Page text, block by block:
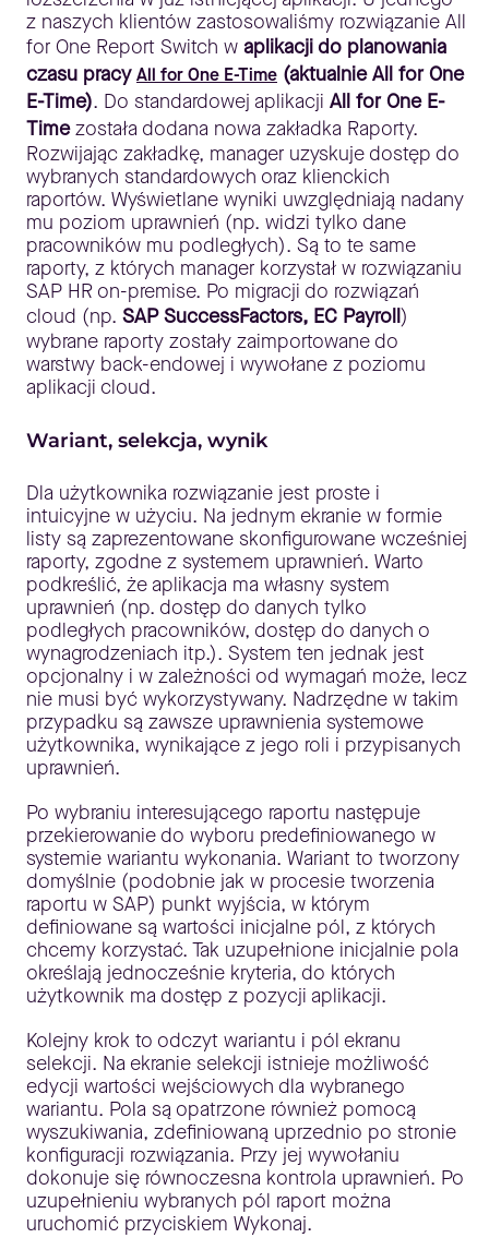
z naszych klientów zastosowaliśmy rozwiązanie All
for One Report Switch w aplikacji do planowania
czasu pracyAll for One E-Time (aktualnie All for One
E-Time). Do standardowej aplikacji All for One E-
Timezostała dodana nowa zakładka Raporty.
Rozwijając zakładkę, manager uzyskuje dostęp do
wybranych standardowych oraz klienckich
raportów. Wyświetlane wyniki uwzględniają nadany
mu poziom uprawnień (np. widzi tylko dane
pracowników mu podległych). Są to te same
raporty, z których manager korzystał w rozwiązaniu
SAP HR on-premise. Po migracji do rozwiązań
cloud (np. SAP SuccessFactors, EC Payroll)
wybrane raporty zostały zaimportowane do
warstwy back-endowej i wywołane z poziomu
aplikacji cloud.
Wariant, selekcja, wynik
Dla użytkownika rozwiązanie jest proste i
intuicyjne w użyciu. Na jednym ekranie w formie
listy są zaprezentowane skonfigurowane wcześniej
raporty, zgodne z systemem uprawnień. Warto
podkreślić, że aplikacja ma własny system
uprawnień (np. dostęp do danych tylko
podległych pracowników, dostęp do danych o
wynagrodzeniach itp.). System ten jednak jest
opcjonalny i w zależności od wymagań może, lecz
nie musi być wykorzystywany. Nadrzędne w takim
przypadku są zawsze uprawnienia systemowe
użytkownika, wynikające z jego roli i przypisanych
uprawnień.
Po wybraniu interesującego raportu następuje
przekierowanie do wyboru predefiniowanego w
systemie wariantu wykonania. Wariant to tworzony
domyślnie (podobnie jak w procesie tworzenia
raportu w SAP) punkt wyjścia, w którym
definiowane są wartości inicjalne pól, z których
chcemy korzystać. Tak uzupełnione inicjalnie pola
określają jednocześnie kryteria, do których
użytkownik ma dostęp z pozycji aplikacji.
Kolejny krok to odczyt wariantu i pól ekranu
selekcji. Na ekranie selekcji istnieje możliwość
edycji wartości wejściowych dla wybranego
wariantu. Pola są opatrzone również pomocą
wyszukiwania, zdefiniowaną uprzednio po stronie
konfiguracji rozwiązania. Przy jej wywołaniu
dokonuje się równoczesna kontrola uprawnień. Po
uzupełnieniu wybranych pól raport można
uruchomić przyciskiem Wykonaj.